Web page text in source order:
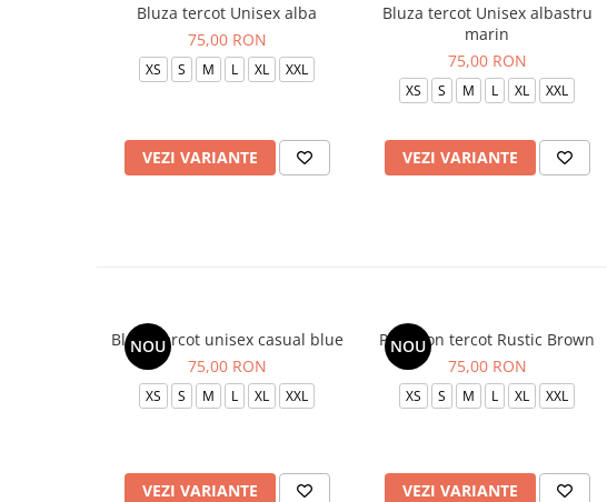
Bluza tercot Unisex alba
75,00 RON
XS S M L XL XXL
VEZI VARIANTE
Bluza tercot Unisex albastru
marin
75,00 RON
XS S M L XL XXL
VEZI VARIANTE
NOU
Bluza tercot unisex casual blue
75,00 RON
XS S M L XL XXL
VEZI VARIANTE
NOU
Pantalon tercot Rustic Brown
75,00 RON
XS S M L XL XXL
VEZI VARIANTE